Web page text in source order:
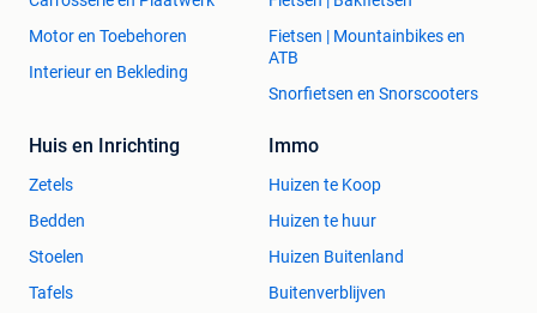
-------------------------------------------
Afmeting:98×235,5 cm
Borstwering:
Draairichting:
Glaslatten aanwezig:
Wit gelakt
Motor en Toebehoren
Interieur en Bekleding
Fietsen | Mountainbikes en
ATB
Snorfietsen en Snorscooters
Huis en Inrichting
Zetels
Bedden
Stoelen
Tafels
Immo
Huizen te Koop
Huizen te huur
Huizen Buitenland
Buitenverblijven